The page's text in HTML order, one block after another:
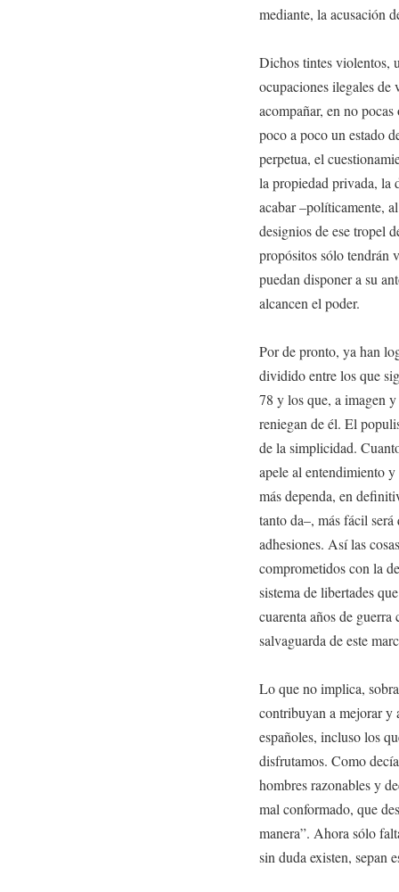
mediante, la acusación
Dichos tintes violentos,
ocupaciones ilegales
acompañar, en no
poco a poco un estado
perpetua, el
la propiedad privada, la
acabar –políticamente,
designios de ese tropel
propósitos sólo tendrán
puedan disponer a su
alcancen el poder.
Por de pronto, ya han
dividido entre los que
78 y los que, a imagen
reniegan de él. El
de la simplicidad.
apele al entendimiento
más dependa, en
tanto da–, más fácil
adhesiones. Así las
comprometidos con la
sistema de libertades
cuarenta años de
salvaguarda de este
Lo que no implica,
contribuyan a mejorar y
españoles, incluso los
disfrutamos. Como
hombres razonables y
mal conformado, que
manera”. Ahora sólo
sin duda existen, sepan